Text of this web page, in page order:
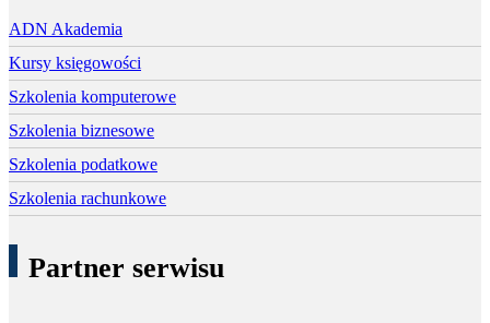
ADN Akademia
Kursy księgowości
Szkolenia komputerowe
Szkolenia biznesowe
Szkolenia podatkowe
Szkolenia rachunkowe
Partner serwisu